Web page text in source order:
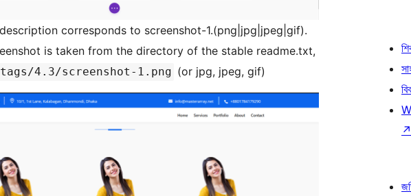
corresponds to screenshot-1.(png|jpg|jpeg|gif).
is taken from the directory of the stable readme.txt,
4.3/screenshot-1.png (or jpg, jpeg, gif)
↗